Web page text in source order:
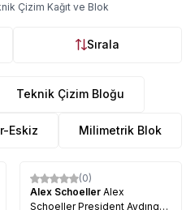
Çizim Kağıt ve Blok
Sırala
Teknik Çizim Bloğu
Eskiz Milimetrik Blok
(0)
Alex Schoeller Alex
Schoeller President Aydınger